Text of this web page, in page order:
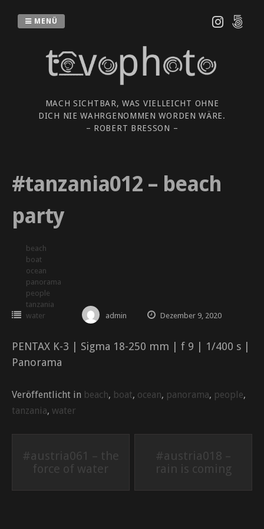
Inhalt
MACH SICHTBAR, WAS VIELLEICHT OHNE
DICH NIE WAHRGENOMMEN WORDEN WÄRE.
– ROBERT BRESSON –
MENÜ
#tanzania012 – beach
party
beach
boat
ocean
panorama
people
tanzania
water
admin Dezember 9, 2020
PENTAX K-3 | Sigma 18-250 mm | f 9 | 1/400 s |
Panorama
Veröffentlicht in beach, boat, ocean, panorama, people,
tanzania, water
Beitrags-
Navigation
#austria061 – the
force of water
#austria018 –
rain is coming